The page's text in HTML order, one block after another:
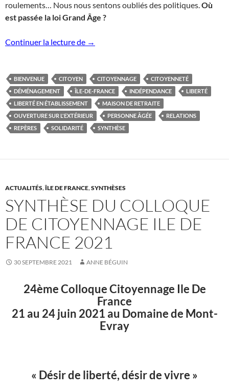
roulements… Nous nous sentons oubliés des politiques.Où
est passée la loi Grand Âge ?
Continuer la lecture de Synthèse du Colloque de Citoyennage
→
BIENVENUE CITOYEN CITOYENNAGE
CITOYENNETÉ
DÉMÉNAGEMENT
ÎLE-DE-FRANCE INDÉPENDANCE
LIBERTÉ
LIBERTÉ EN ÉTABLISSEMENT
MAISON DE RETRAITE
OUVERTURE SUR L'EXTÉRIEUR
PERSONNE ÂGÉE
RELATIONS
REPÈRES
SOLIDARITÉ SYNTHÈSE
ACTUALITÉS,ÎLE DE FRANCE,SYNTHÈSES
SYNTHÈSE DU COLLOQUE
DE CITOYENNAGE ILE DE
FRANCE 2021
30 SEPTEMBRE 2021 ANNE BÉGUIN
24èmeColloque Citoyennage Ile De
France
21 au 24 juin 2021 au Domaine de Mont-
Evray
« Désir de liberté, désir de vivre »